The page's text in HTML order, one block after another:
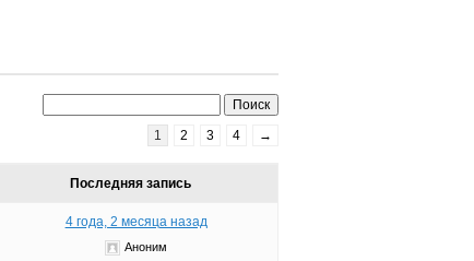
1 2 3 4 →
Последняя запись
4 года, 2 месяца назад
Аноним